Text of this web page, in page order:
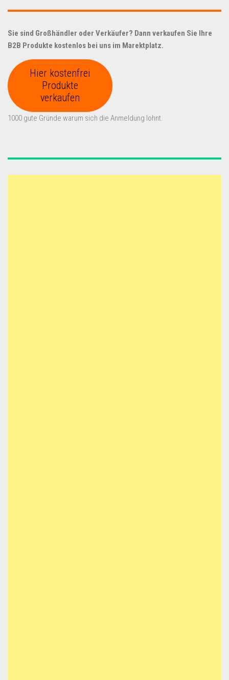
Sie sind Großhändler oder Verkäufer? Dann verkaufen Sie Ihre
B2B Produkte kostenlos bei uns im Marektplatz.
Hier kostenfrei
Produkte
verkaufen
1000 gute Gründe warum sich die Anmeldung lohnt.